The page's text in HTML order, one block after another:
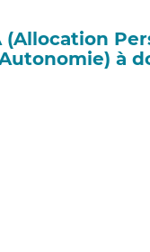
(Allocation
à